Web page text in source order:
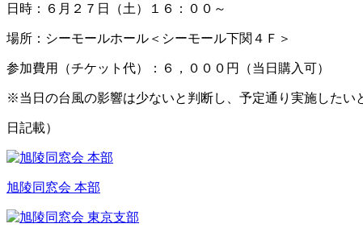
日時：６月２７日（土）１６：００～
場所：シーモールホール＜シーモール下関４Ｆ＞
参加費用（チケット代）：６，０００円（当日購入可）
※当日の台風の影響は少ないと判断し、予定通り実施したい
日記載）
旭陵同窓会 本部